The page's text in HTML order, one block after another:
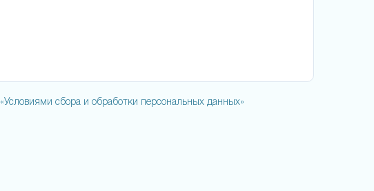
«Условиями сбора и обработки персональных данных»